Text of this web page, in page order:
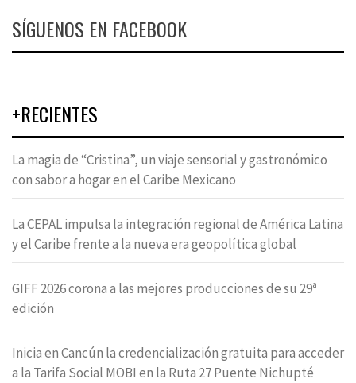
SÍGUENOS EN FACEBOOK
+RECIENTES
La magia de “Cristina”, un viaje sensorial y gastronómico
con sabor a hogar en el Caribe Mexicano
La CEPAL impulsa la integración regional de América Latina
y el Caribe frente a la nueva era geopolítica global
GIFF 2026 corona a las mejores producciones de su 29ª
edición
Inicia en Cancún la credencialización gratuita para acceder
a la Tarifa Social MOBI en la Ruta 27 Puente Nichupté